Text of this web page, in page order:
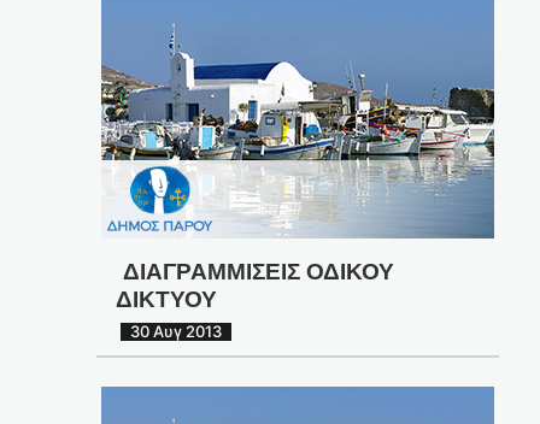
ΔΙΑΓΡΑΜΜΙΣΕΙΣ ΟΔΙΚΟΥ
ΔΙΚΤΥΟΥ
30 Αυγ 2013